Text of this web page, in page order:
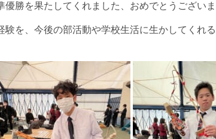
勝を果たしてくれました、おめでとうございま
を、今後の部活動や学校生活に生かしてくれ